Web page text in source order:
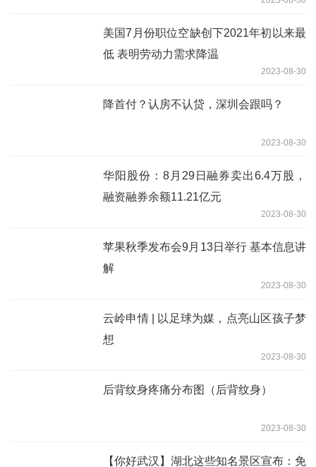
美国7月份职位空缺创下2021年初以来最
低 表明劳动力需求降温
2023-08-30
降首付？认房不认贷，深圳会跟吗？
2023-08-30
华阳股份：8月29日融券卖出6.4万股，
融资融券余额11.21亿元
2023-08-30
苹果秋季发布会9月13日举行 基本信息讲
解
2023-08-30
云岭申情 | 以足球为媒，点亮山区孩子梦
想
2023-08-30
后背纹身疼痛分布图（后背纹身）
2023-08-30
【你好武汉】湖北这些知名景区宣布：免